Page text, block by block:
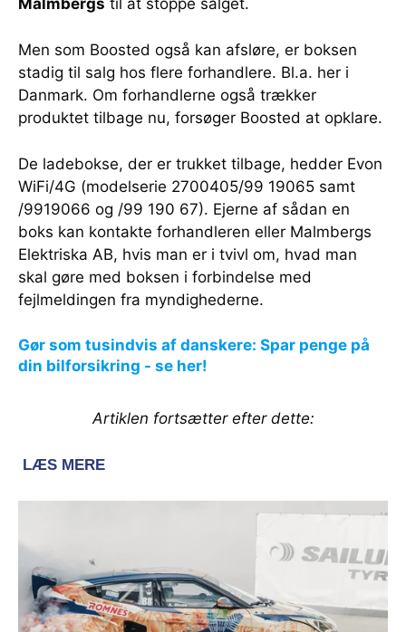
Malmbergs til at stoppe salget.
Men som Boosted også kan afsløre, er boksen
stadig til salg hos flere forhandlere. Bl.a. her i
Danmark. Om forhandlerne også trækker
produktet tilbage nu, forsøger Boosted at opklare.
De ladebokse, der er trukket tilbage, hedder Evon
WiFi/4G (modelserie 2700405/99 19065 samt
/9919066 og /99 190 67). Ejerne af sådan en
boks kan kontakte forhandleren eller Malmbergs
Elektriska AB, hvis man er i tvivl om, hvad man
skal gøre med boksen i forbindelse med
fejlmeldingen fra myndighederne.
Gør som tusindvis af danskere: Spar penge på
din bilforsikring - se her!
Artiklen fortsætter efter dette: